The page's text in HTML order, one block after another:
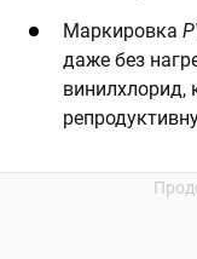
Маркировка
даже без
винилхлорид,